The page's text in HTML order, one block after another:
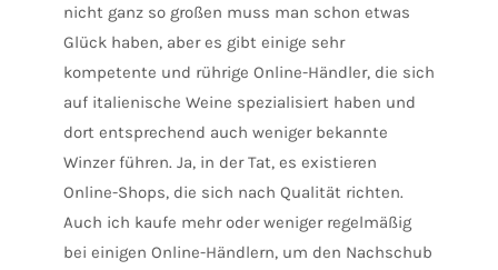
nicht ganz so großen muss man schon etwas
Glück haben, aber es gibt einige sehr
kompetente und rührige Online-Händler, die sich
auf italienische Weine spezialisiert haben und
dort entsprechend auch weniger bekannte
Winzer führen. Ja, in der Tat, es existieren
Online-Shops, die sich nach Qualität richten.
Auch ich kaufe mehr oder weniger regelmäßig
bei einigen Online-Händlern, um den Nachschub